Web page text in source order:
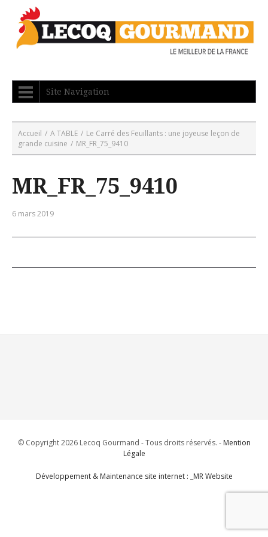
Site Navigation
Accueil / A TABLE / Le Carré des Feuillants : une joyeuse leçon de
grande cuisine / MR_FR_75_9410
MR_FR_75_9410
6 mars 2019
© Copyright 2026 Lecoq Gourmand - Tous droits réservés. - Mention
Légale
Développement & Maintenance site internet : _MR Website